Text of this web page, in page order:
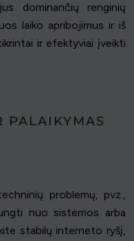
dominančių renginių
laiko apribojimus ir iš
ir efektyviai įveikti
PALAIKYMAS
problemų, pvz.,
nuo sistemos arba
stabilų interneto ryšį,